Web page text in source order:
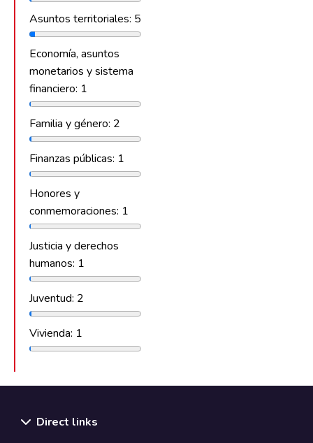
Asuntos territoriales: 5
Economía, asuntos
monetarios y sistema
financiero: 1
Familia y género: 2
Finanzas públicas: 1
Honores y
conmemoraciones: 1
Justicia y derechos
humanos: 1
Juventud: 2
Vivienda: 1
Direct links